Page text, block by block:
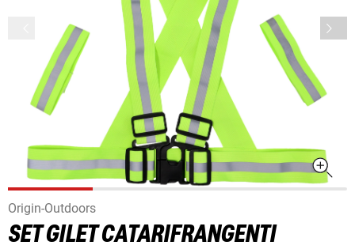
Origin-Outdoors
SET GILET CATARIFRANGENTI